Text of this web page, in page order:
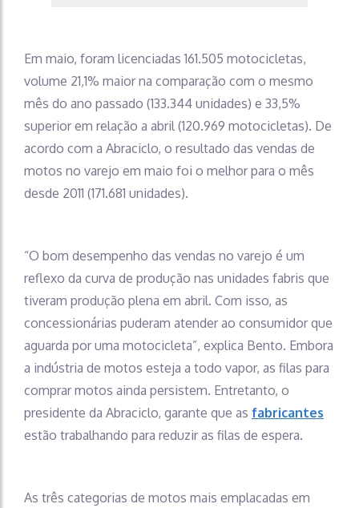
Em maio, foram licenciadas 161.505 motocicletas,
volume 21,1% maior na comparação com o mesmo
mês do ano passado (133.344 unidades) e 33,5%
superior em relação a abril (120.969 motocicletas). De
acordo com a Abraciclo, o resultado das vendas de
motos no varejo em maio foi o melhor para o mês
desde 2011 (171.681 unidades).
“O bom desempenho das vendas no varejo é um
reflexo da curva de produção nas unidades fabris que
tiveram produção plena em abril. Com isso, as
concessionárias puderam atender ao consumidor que
aguarda por uma motocicleta”, explica Bento. Embora
a indústria de motos esteja a todo vapor, as filas para
comprar motos ainda persistem. Entretanto, o
presidente da Abraciclo, garante que as fabricantes
estão trabalhando para reduzir as filas de espera.
As três categorias de motos mais emplacadas em